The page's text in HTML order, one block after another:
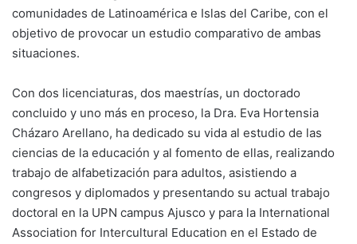
comunidades de Latinoamérica e Islas del Caribe, con el
objetivo de provocar un estudio comparativo de ambas
situaciones.
Con dos licenciaturas, dos maestrías, un doctorado
concluido y uno más en proceso, la Dra. Eva Hortensia
Cházaro Arellano, ha dedicado su vida al estudio de las
ciencias de la educación y al fomento de ellas, realizando
trabajo de alfabetización para adultos, asistiendo a
congresos y diplomados y presentando su actual trabajo
doctoral en la UPN campus Ajusco y para la International
Association for Intercultural Education en el Estado de